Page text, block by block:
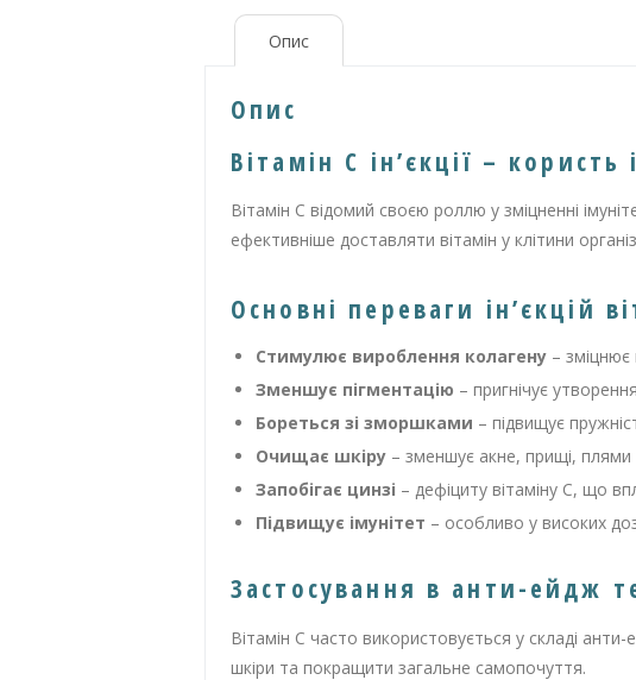
Опис
Опис
Вітамін С ін’єкції –
Вітамін С відомий своєю роллю у зміцненні
ефективніше доставляти вітамін у клітини
Основні переваги ін’єкцій
Стимулює вироблення колагену – зміцнює
Зменшує пігментацію – пригнічує
Бореться зі зморшками – підвищує
Очищає шкіру – зменшує акне, прищі,
Запобігає цинзі – дефіциту вітаміну С, що
Підвищує імунітет – особливо у високих
Застосування в анти-ейдж
Вітамін С часто використовується у складі
шкіри та покращити загальне самопочуття.